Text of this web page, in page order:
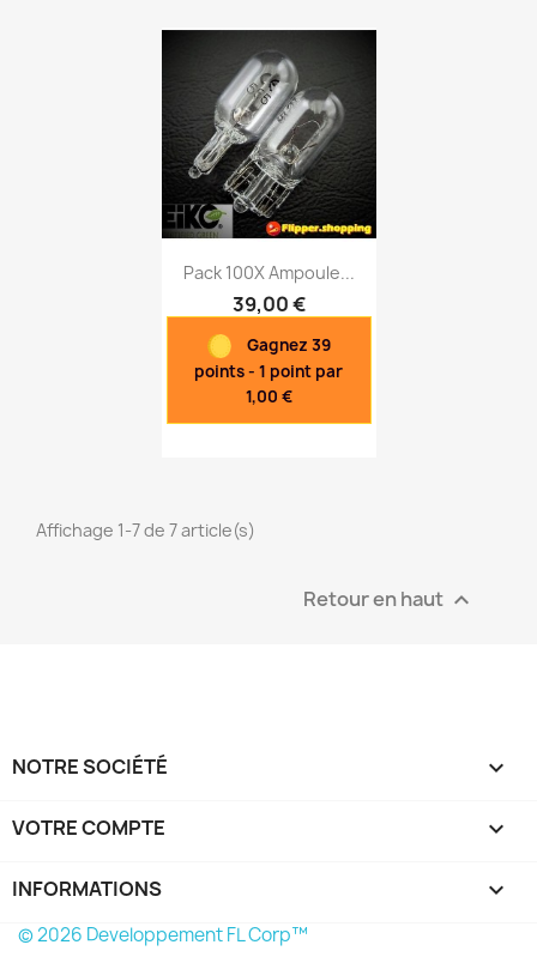
Aperçu rapide
Pack 100X Ampoule...
39,00 €
Gagnez 39
points - 1 point par
1,00 €
Affichage 1-7 de 7 article(s)
Retour en haut 
NOTRE SOCIÉTÉ 
VOTRE COMPTE 
INFORMATIONS keyboard_arrow_down
© 2026 Developpement FL Corp™